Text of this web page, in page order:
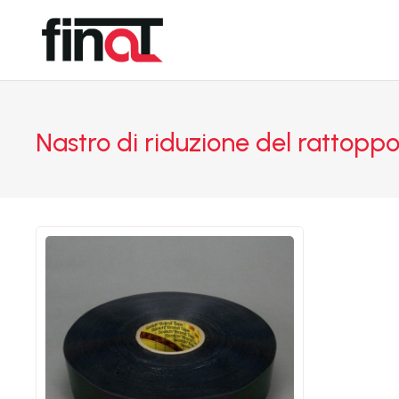
Nastro di riduzione del rattoppo